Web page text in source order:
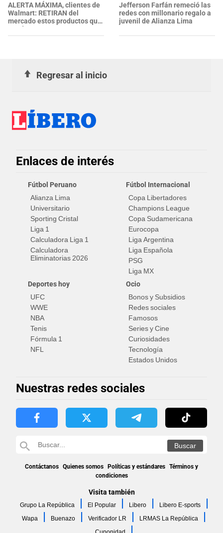
ALERTA MÁXIMA, clientes de
Walmart: RETIRAN del
mercado estos productos que
puedes encontrar en tu
cocina, garajes y armarios
Jefferson Farfán remeció las
redes con millonario regalo a
juvenil de Alianza Lima
Regresar al inicio
Enlaces de interés
Fútbol Peruano
Alianza Lima
Universitario
Sporting Cristal
Liga 1
Calculadora Liga 1
Calculadora
Eliminatorias 2026
Fútbol Internacional
Copa Libertadores
Champions League
Copa Sudamericana
Eurocopa
Liga Argentina
Liga Española
PSG
Liga MX
Deportes hoy
UFC
WWE
NBA
Tenis
Fórmula 1
NFL
Ocio
Bonos y Subsidios
Redes sociales
Famosos
Series y Cine
Curiosidades
Tecnología
Estados Unidos
Nuestras redes sociales
Contáctanos Quienes somos Políticas y estándares Términos y
condiciones
Visita también
Grupo La República El Popular Libero
Libero E-sports
Wapa
Buenazo Verificador LR
LRMAS La República